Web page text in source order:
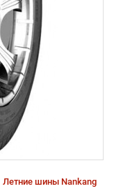
Летние шины Nankang